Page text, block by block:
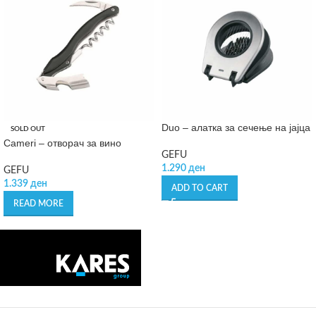
SOLD OUT
Cameri – отворач за вино
GEFU
1.339 ден
READ MORE
Duo – алатка за сечење на јајца
GEFU
1.290 ден
ADD TO CART